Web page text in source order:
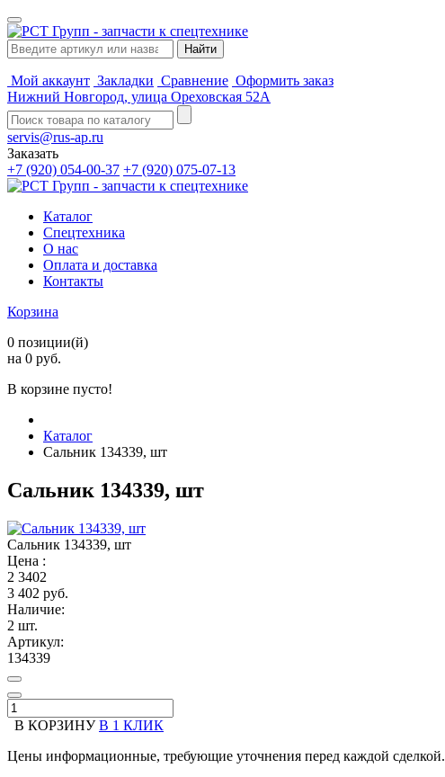
Мой аккаунт Закладки Сравнение Оформить заказ
Нижний Новгород, улица Ореховская 52А
servis@rus-ap.ru
Заказать
+7 (920) 054-00-37 +7 (920) 075-07-13
Каталог
Спецтехника
О нас
Оплата и доставка
Контакты
Корзина
0 позиции(й)
на 0 руб.
В корзине пусто!
Каталог
Сальник 134339, шт
Сальник 134339, шт
Сальник 134339, шт
Цена :
2 3402
3 402 руб.
Наличие:
2 шт.
Артикул:
134339
В КОРЗИНУ В 1 КЛИК
Цены информационные, требующие уточнения перед каждой сделкой.